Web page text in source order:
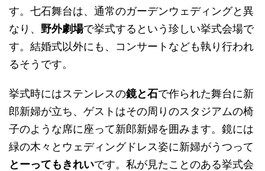
す。七石舞台は、通常のガーデンウェディングと異
なり、 野外劇場で挙式するという珍しい挙式会場で
す。結婚式以外にも、コンサートなども執り行われ
るそうです。
挙式時にはステンレスの鏡と石で作られた舞台に新
郎新婦が立ち、ゲストはその周りのスタジアムの椅
子のような席に座って新郎新婦を囲みます。鏡には
緑の木々とウェディングドレス姿に新婦がうつって
とーってもきれいです。私が見たことのある挙式会